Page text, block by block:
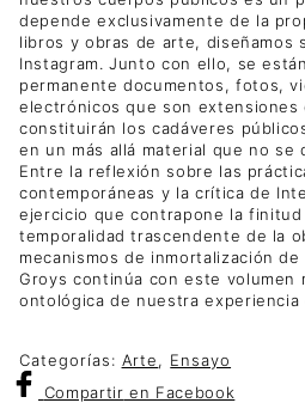
depende exclusivamente de la
libros y obras de arte, diseñamos
Instagram. Junto con ello, se
permanente documentos, fotos,
electrónicos que son
constituirán los cadáveres
en un más allá material que no se
Entre la reflexión sobre las
contemporáneas y la crítica de
ejercicio que contrapone la
temporalidad trascendente de la
mecanismos de inmortalización
Groys continúa con este volumen
ontológica de nuestra experiencia
Categorías: Arte, Ensayo
Compartir en Facebook